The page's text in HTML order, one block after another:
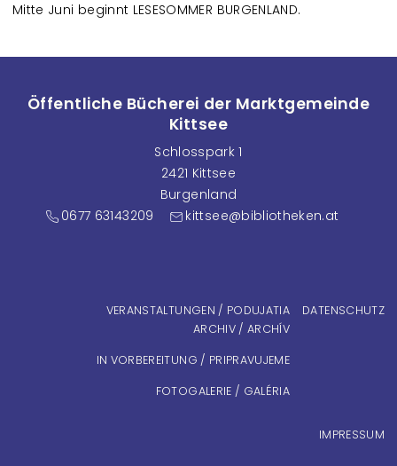
Mitte Juni beginnt LESESOMMER BURGENLAND.
Öffentliche Bücherei der Marktgemeinde
Kittsee
Schlosspark 1
2421 Kittsee
Burgenland
0677 63143209
kittsee@bibliotheken.at
FußzeilenmenüVERANSTALTUNGEN / PODUJATIA
ARCHIV / ARCHÍV
IN VORBEREITUNG / PRIPRAVUJEME
FOTOGALERIE / GALÉRIA
DATENSCHUTZ
IMPRESSUM